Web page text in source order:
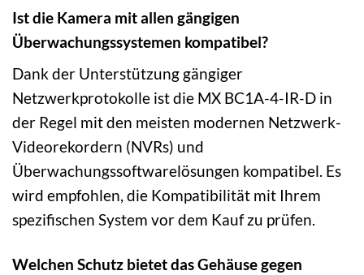
Ist die Kamera mit allen gängigen
Überwachungssystemen kompatibel?
Dank der Unterstützung gängiger
Netzwerkprotokolle ist die MX BC1A-4-IR-D in
der Regel mit den meisten modernen Netzwerk-
Videorekordern (NVRs) und
Überwachungssoftwarelösungen kompatibel. Es
wird empfohlen, die Kompatibilität mit Ihrem
spezifischen System vor dem Kauf zu prüfen.
Welchen Schutz bietet das Gehäuse gegen